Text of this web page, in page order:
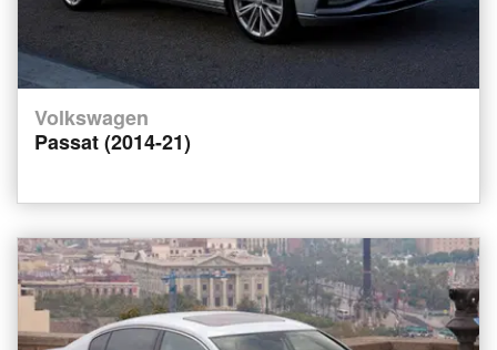
Volkswagen
Passat (2014-21)